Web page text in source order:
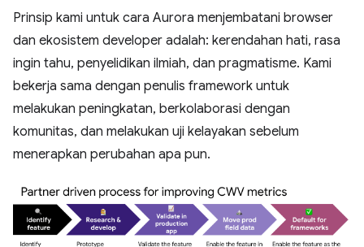
Prinsip kami untuk cara Aurora menjembatani browser
dan ekosistem developer adalah: kerendahan hati, rasa
ingin tahu, penyelidikan ilmiah, dan pragmatisme. Kami
bekerja sama dengan penulis framework untuk
melakukan peningkatan, berkolaborasi dengan
komunitas, dan melakukan uji kelayakan sebelum
menerapkan perubahan apa pun.